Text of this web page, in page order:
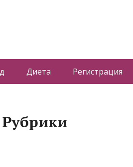
Диета Регистрация
Рубрики